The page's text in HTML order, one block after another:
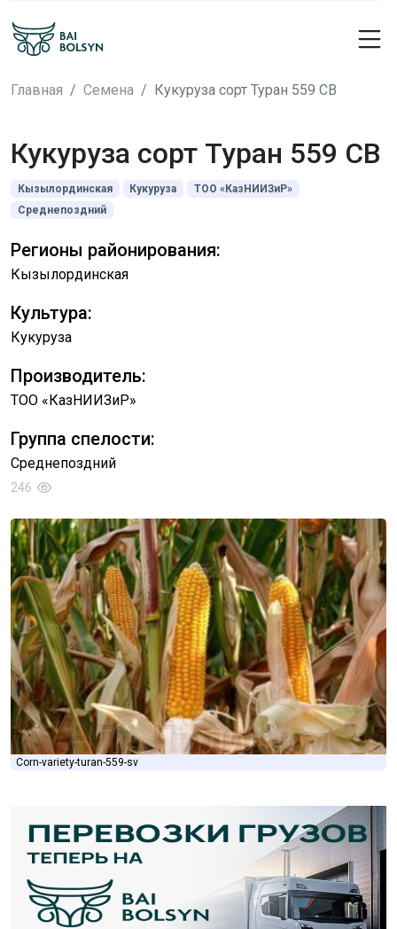
Главная Семена Кукуруза сорт Туран 559 СВ
Кукуруза сорт Туран 559 СВ
Кызылординская Кукуруза
ТОО «КазНИИЗиР»
Среднепоздний
Регионы районирования:
Кызылординская
Культура:
Кукуруза
Производитель:
ТОО «КазНИИЗиР»
Группа спелости:
Среднепоздний
246
Corn-variety-turan-559-sv